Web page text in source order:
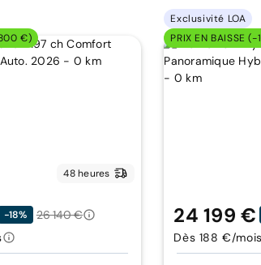
€)
48 heures
-18%
26 140 €
Exclusivité LOA
PRIX EN BAISSE
24 199 €
Dès 188 €/mois